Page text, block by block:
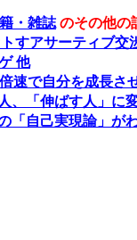
・雑誌 のその他の
すアサーティブ交
他
速で自分を成長さ
、「伸ばす人」に
「自己実現論」が